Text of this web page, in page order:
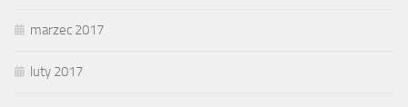
marzec 2017
luty 2017